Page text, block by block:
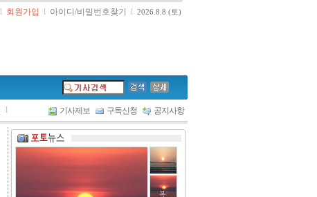
l 회원가입 l 아이디/비밀번호찾기 l 2026.8.8 (토)
l 기사제보 구독신청 공지사항